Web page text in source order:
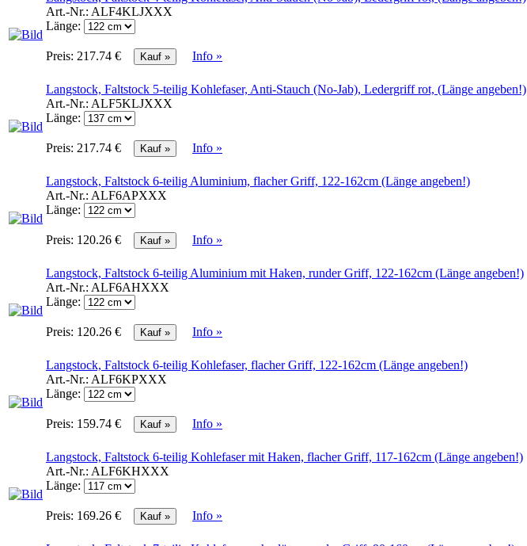
Art.-Nr.: ALF4KLJXXX
Länge:
Preis: 217.74 € Info »
Langstock, Faltstock 5-teilig Kohlefaser, Anti-Stauch (No-Jab), Ledergriff rot, (Länge angeben!)
Art.-Nr.: ALF5KLJXXX
Länge:
Preis: 217.74 € Info »
Langstock, Faltstock 6-teilig Aluminium, flacher Griff, 122-162cm (Länge angeben!)
Art.-Nr.: ALF6APXXX
Länge:
Preis: 120.26 € Info »
Langstock, Faltstock 6-teilig Aluminium mit Haken, runder Griff, 122-162cm (Länge angeben!)
Art.-Nr.: ALF6AHXXX
Länge:
Preis: 120.26 € Info »
Langstock, Faltstock 6-teilig Kohlefaser, flacher Griff, 122-162cm (Länge angeben!)
Art.-Nr.: ALF6KPXXX
Länge:
Preis: 159.74 € Info »
Langstock, Faltstock 6-teilig Kohlefaser mit Haken, flacher Griff, 117-162cm (Länge angeben!)
Art.-Nr.: ALF6KHXXX
Länge:
Preis: 169.26 € Info »